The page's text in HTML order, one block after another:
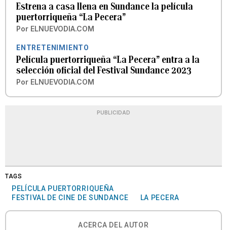
Estrena a casa llena en Sundance la película
puertorriqueña “La Pecera”
Por ELNUEVODIA.COM
ENTRETENIMIENTO
Película puertorriqueña “La Pecera” entra a la
selección oficial del Festival Sundance 2023
Por ELNUEVODIA.COM
PUBLICIDAD
TAGS
PELÍCULA PUERTORRIQUEÑA
FESTIVAL DE CINE DE SUNDANCE
LA PECERA
ACERCA DEL AUTOR